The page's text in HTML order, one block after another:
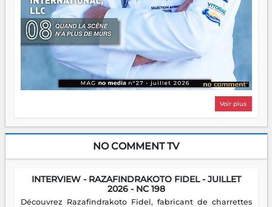
Voir plus
NO COMMENT TV
INTERVIEW - RAZAFINDRAKOTO FIDEL - JUILLET
2026 - NC 198
Découvrez Razafindrakoto Fidel, fabricant de charrettes